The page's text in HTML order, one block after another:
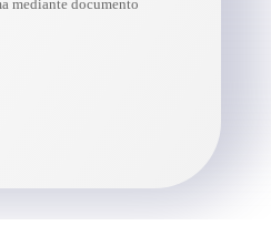
mediante documento